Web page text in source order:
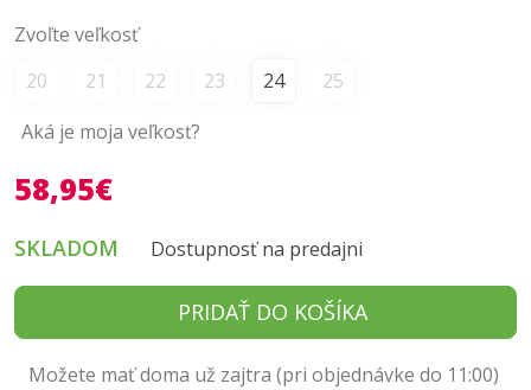
Zvoľte veľkosť
20
21 22 23 24
25
Aká je moja veľkosť?
58,95€
SKLADOM Dostupnosť na predajni
PRIDAŤ DO KOŠÍKA
Možete mať doma už zajtra (pri objednávke do 11:00)